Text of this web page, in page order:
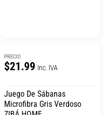
PRECIO
$21.99 Inc. IVA
Juego De Sábanas
Microfibra Gris Verdoso